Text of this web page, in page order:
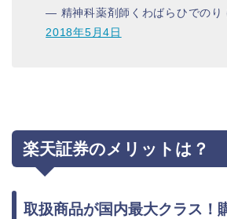
— 精神科薬剤師くわばらひでの
2018年5月4日
楽天証券のメリットは？
取扱商品が国内最大クラス！